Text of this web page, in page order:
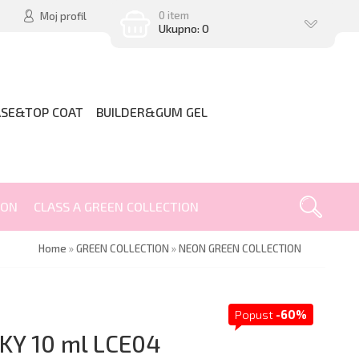
Moj profil 0 item
Ukupno: 0
COAT BUILDER&GUM GEL
CLASS A GREEN COLLECTION
Home »GREEN COLLECTION »NEON GREEN COLLECTION
Popust -60%
10 ml LCE04